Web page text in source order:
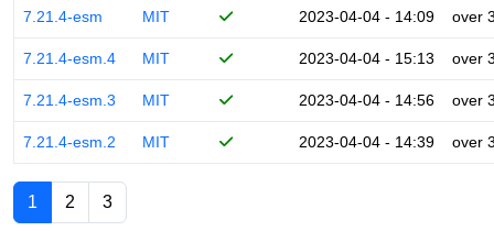
7.21.4-esm MIT 2023-04-04 - 14:09 over
7.21.4-esm.4 MIT 2023-04-04 - 15:13 over
7.21.4-esm.3 MIT 2023-04-04 - 14:56 over
7.21.4-esm.2 MIT 2023-04-04 - 14:39 over
1 2 3